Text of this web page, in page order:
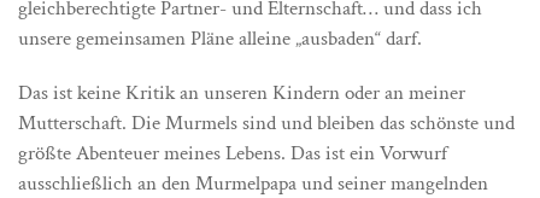
gleichberechtigte Partner- und Elternschaft… und dass ich
unsere gemeinsamen Pläne alleine „ausbaden“ darf.
Das ist keine Kritik an unseren Kindern oder an meiner
Mutterschaft. Die Murmels sind und bleiben das schönste und
größte Abenteuer meines Lebens. Das ist ein Vorwurf
ausschließlich an den Murmelpapa und seiner mangelnden